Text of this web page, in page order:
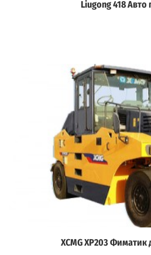
Liugong 418 Авто
XCMG XP203 Фиматик